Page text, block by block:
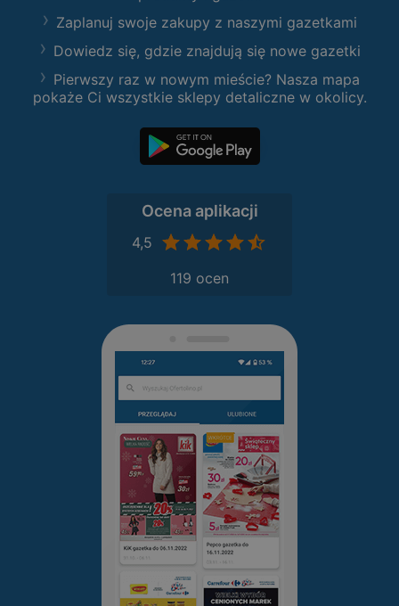
Zaplanuj swoje zakupy z naszymi gazetkami
Dowiedz się, gdzie znajdują się nowe gazetki
Pierwszy raz w nowym mieście? Nasza mapa
pokaże Ci wszystkie sklepy detaliczne w okolicy.
Ocena aplikacji
4,5
119 ocen